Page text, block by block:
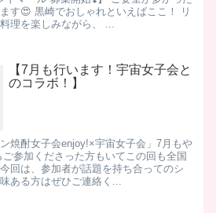
す😍 黒崎でおしゃれといえばここ！ リ
理を楽しみながら、 ...
【7月も行います！宇宙女子会と
のコラボ！】
焼酎女子会enjoy!×宇宙女子会」7月もや
参加くださった方もいてこの回も全国
回は、参加者が話題を持ち合ってのシ
ある方はぜひご連絡く...